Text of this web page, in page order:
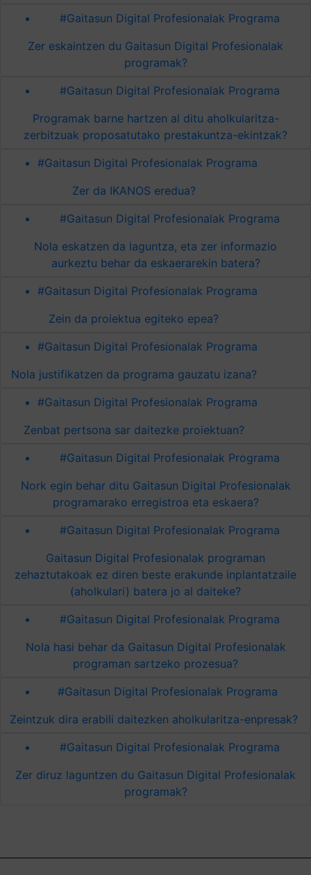
#Gaitasun Digital Profesionalak Programa
Zer eskaintzen du Gaitasun Digital Profesionalak
programak?
#Gaitasun Digital Profesionalak Programa
Programak barne hartzen al ditu aholkularitza-
zerbitzuak proposatutako prestakuntza-ekintzak?
#Gaitasun Digital Profesionalak Programa
Zer da IKANOS eredua?
#Gaitasun Digital Profesionalak Programa
Nola eskatzen da laguntza, eta zer informazio
aurkeztu behar da eskaerarekin batera?
#Gaitasun Digital Profesionalak Programa
Zein da proiektua egiteko epea?
#Gaitasun Digital Profesionalak Programa
Nola justifikatzen da programa gauzatu izana?
#Gaitasun Digital Profesionalak Programa
Zenbat pertsona sar daitezke proiektuan?
#Gaitasun Digital Profesionalak Programa
Nork egin behar ditu Gaitasun Digital Profesionalak
programarako erregistroa eta eskaera?
#Gaitasun Digital Profesionalak Programa
Gaitasun Digital Profesionalak programan
zehaztutakoak ez diren beste erakunde inplantatzaile
(aholkulari) batera jo al daiteke?
#Gaitasun Digital Profesionalak Programa
Nola hasi behar da Gaitasun Digital Profesionalak
programan sartzeko prozesua?
#Gaitasun Digital Profesionalak Programa
Zeintzuk dira erabili daitezken aholkularitza-enpresak?
#Gaitasun Digital Profesionalak Programa
Zer diruz laguntzen du Gaitasun Digital Profesionalak
programak?